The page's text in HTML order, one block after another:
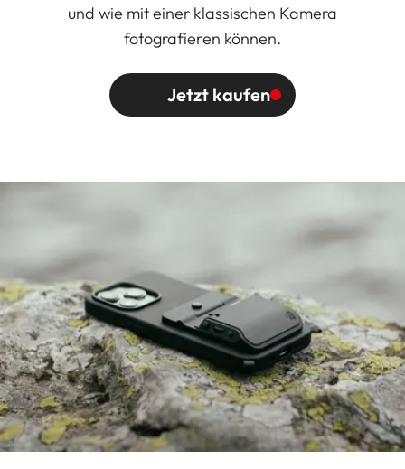
und wie mit einer klassischen Kamera
fotografieren können.
Jetzt kaufen